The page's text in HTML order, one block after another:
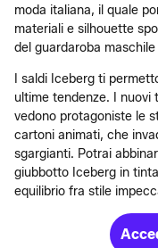
moda italiana, il quale
materiali e silhouette
del guardaroba
I saldi Iceberg ti
ultime tendenze. I nuovi
vedono protagoniste le
cartoni animati, che
sgargianti. Potrai
giubbotto Iceberg in
equilibrio fra stile